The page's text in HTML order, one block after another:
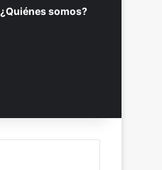
¿Quiénes somos?